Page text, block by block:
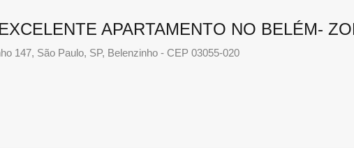
APARTAMENTO NO BELÉM-
147, São Paulo, SP, Belenzinho - CEP 03055-020